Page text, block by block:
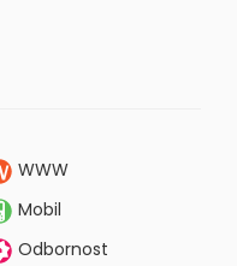
WWW
Mobil
Odbornost